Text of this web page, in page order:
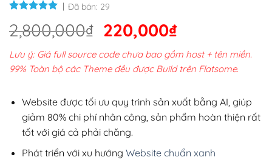
Đã bán: 29
2,800,000₫ Giá
gốc
là:
2,800,000₫.
220,000₫Giá
hiện
tại
220,000₫.
Lưu ý: Giá full source code chưa bao gồm host + tên miền.
99% Toàn bộ các Theme đều được Build trên Flatsome.
Website được tối ưu quy trình sản xuất bằng AI, giúp
giảm 80% chi phí nhân công, sản phẩm hoàn thiện rất
tốt với giá cả phải chăng.
Phát triển với xu hướng Website chuẩn xanh